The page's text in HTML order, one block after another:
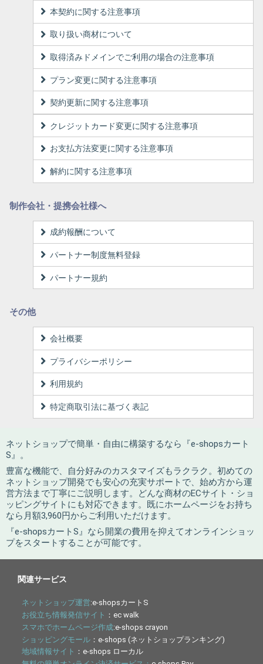
本契約に関する注意事項
取り扱い商材について
取得済みドメインでご利用の場合の注意事項
プラン変更に関する注意事項
契約更新に関する注意事項
クレジットカード変更に関する注意事項
お支払方法変更に関する注意事項
解約に関する注意事項
制作会社・提携会社様へ
成約報酬について
パートナー制度無料登録
パートナー規約
その他
会社概要
プライバシーポリシー
利用規約
特定商取引法に基づく表記
ネットショップで簡単・自由に構築するなら『e-shopsカート
S』。
豊富な機能で、自分好みのカスタマイズもラクラク。初めての
ネットショップ開発でも安心の充実サポートで、始め方から運
営方法まで丁寧にご説明します。どんな商材のECサイト・ショ
ッピングサイトにも対応できます。既にホームページをお持ち
なら月額3,960円からご利用いただけます。
『e-shopsカートS』なら開業の費用を抑えてオンラインショッ
プをスタートすることが可能です。
関連サービス
ネットショップ運営:e-shopsカートS
お役立ち情報発信サイト ：ec walk
スマホでホームページ作成:e-shops crayon
ショッピングモール ：e-shops (ネットショップランキング)
地域情報サイト ：e-shops ローカル